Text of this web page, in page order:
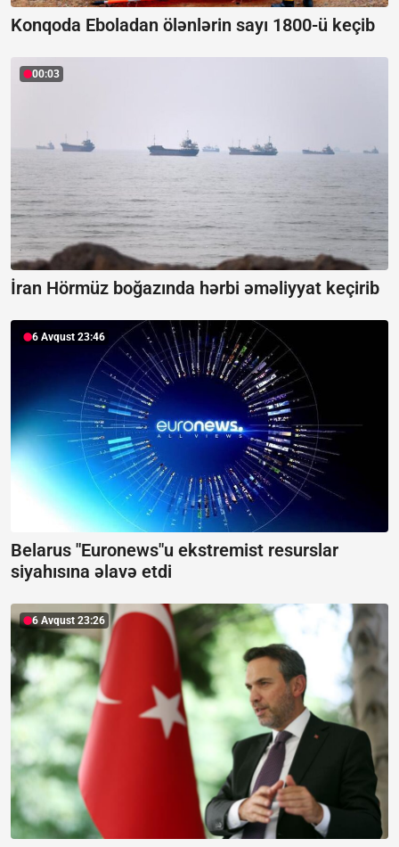
Konqoda Eboladan ölənlərin sayı 1800-ü keçib
00:03
İran Hörmüz boğazında hərbi əməliyyat keçirib
6 Avqust 23:46
Belarus "Euronews"u ekstremist resurslar
siyahısına əlavə etdi
6 Avqust 23:26